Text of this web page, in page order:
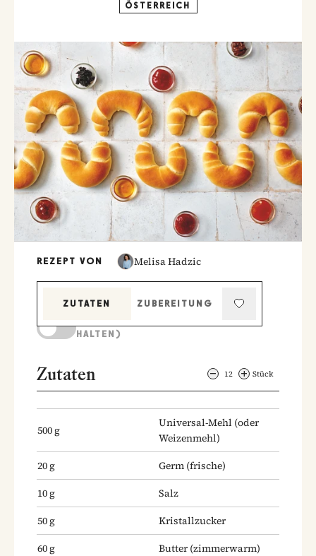
ÖSTERREICH
REZEPT VON Melisa Hadzic
ZUTATEN
ZUBEREITUNG
HALTEN)
Zutaten 12 Stück
500g
Universal-Mehl (oder
Weizenmehl)
20g Germ (frische)
10g
Salz
50g
Kristallzucker
60g Butter (zimmerwarm)